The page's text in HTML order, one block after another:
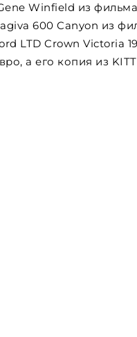
Winfield из
600 Canyon из
LTD Crown Victoria
а его копия из